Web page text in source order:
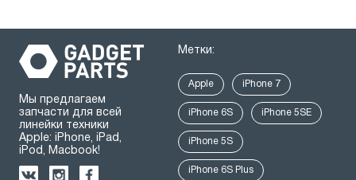
Мы предлагаем
запчасти для всей
линейки техники
Apple: iPhone, iPad,
iPod, Macbook!
Метки:
Apple iPhone 7
iPhone 6S iPhone 5SE
iPhone 5S
iPhone 6S Plus